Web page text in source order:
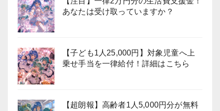
あなたは受け取っていますか？
【子ども1人25,000円】対象児童へ上
乗せ手当を一律給付！詳細はこちら
【超朗報】高齢者1人5,000円分が無料